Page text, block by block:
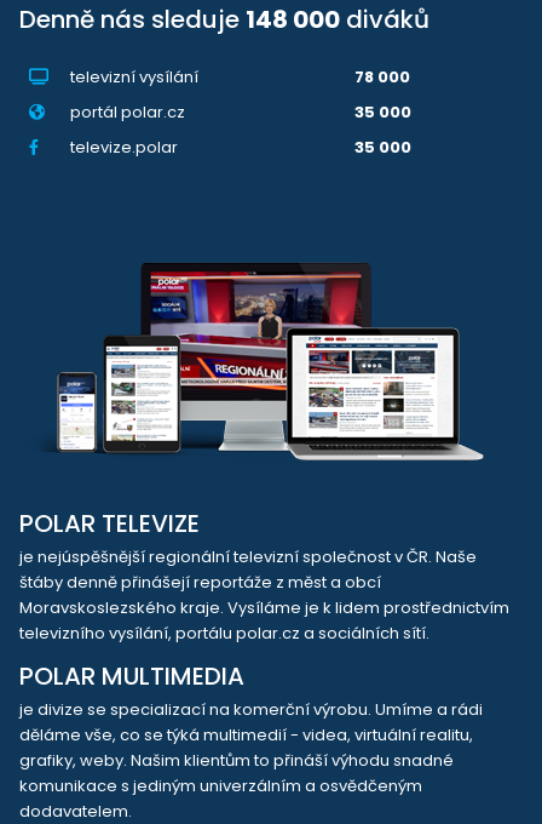
Denně nás sleduje 148 000 diváků
televizní vysílání
78 000
portál polar.cz
35 000
televize.polar
35 000
POLAR TELEVIZE
je nejúspěšnější regionální televizní společnost v ČR. Naše
štáby denně přinášejí reportáže z měst a obcí
Moravskoslezského kraje. Vysíláme je k lidem prostřednictvím
televizního vysílání, portálu polar.cz a sociálních sítí.
POLAR MULTIMEDIA
je divize se specializací na komerční výrobu. Umíme a rádi
děláme vše, co se týká multimedií - videa, virtuální realitu,
grafiky, weby. Našim klientům to přináší výhodu snadné
komunikace s jediným univerzálním a osvědčeným
dodavatelem.